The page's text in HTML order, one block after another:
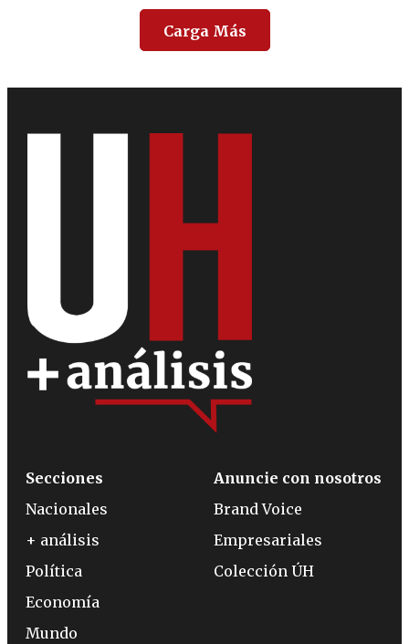
Carga Más
Secciones
Nacionales
+ análisis
Política
Economía
Mundo
Anuncie con nosotros
Brand Voice
Empresariales
Colección ÚH